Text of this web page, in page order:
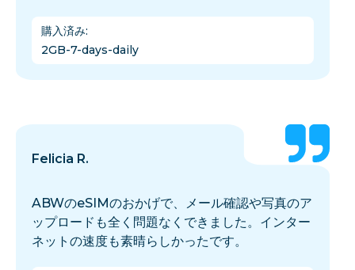
購入済み:
2GB-7-days-daily
Felicia R.
ABWのeSIMのおかげで、メール確認や写真のア
ップロードも全く問題なくできました。インター
ネットの速度も素晴らしかったです。